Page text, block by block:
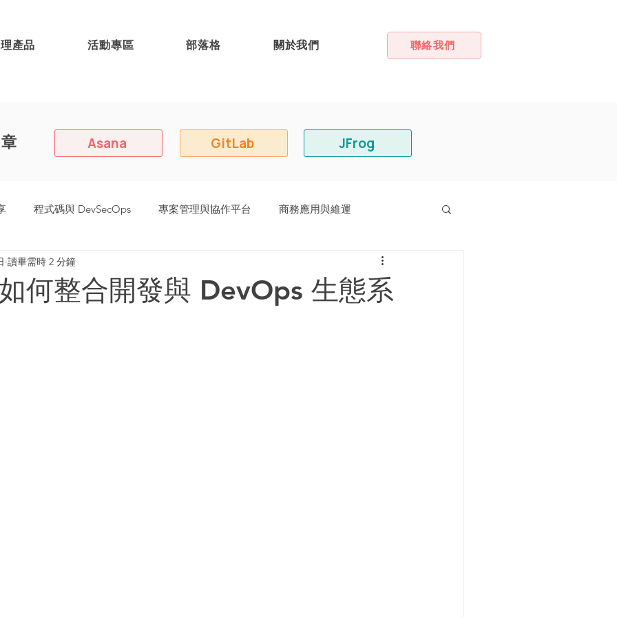
產品 活動專區 部落格 關於我們 聯絡我們
Asana GitLab JFrog
程式碼與 DevSecOps 專案管理與協作平台 商務應用與維運
(原:Easy Redmine)
何整合開發與 DevOps 生態系
讀畢需時 2 分鐘